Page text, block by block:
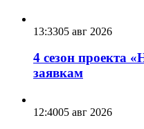
13:3305 авг 2026
4 сезон проекта
заявкам
12:4005 авг 2026